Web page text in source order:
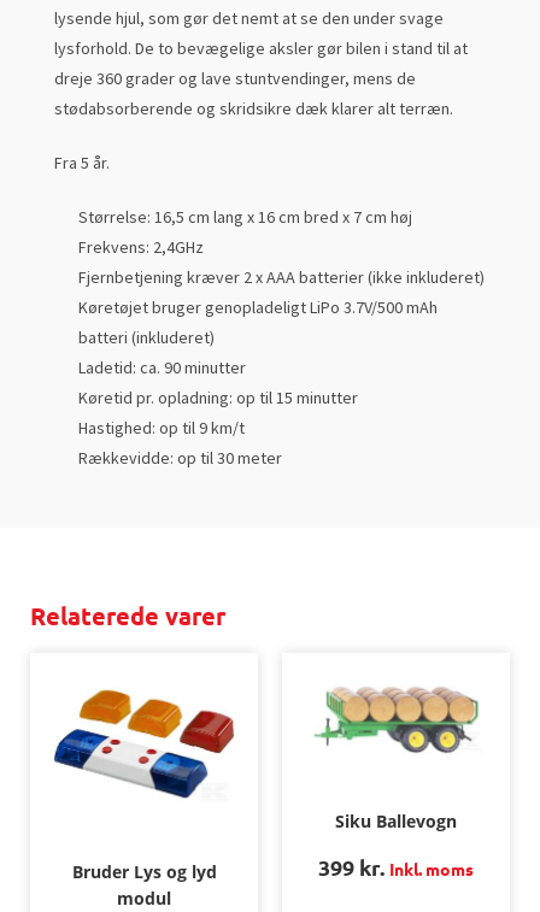
lysende hjul, som gør det nemt at se den under svage
lysforhold. De to bevægelige aksler gør bilen i stand til at
dreje 360 grader og lave stuntvendinger, mens de
stødabsorberende og skridsikre dæk klarer alt terræn.
Fra 5 år.
Størrelse: 16,5 cm lang x 16 cm bred x 7 cm høj
Frekvens: 2,4GHz
Fjernbetjening kræver 2 x AAA batterier (ikke inkluderet)
Køretøjet bruger genopladeligt LiPo 3.7V/500 mAh
batteri (inkluderet)
Ladetid: ca. 90 minutter
Køretid pr. opladning: op til 15 minutter
Hastighed: op til 9 km/t
Rækkevidde: op til 30 meter
Relaterede varer
Bruder Lys og lyd
modul
Siku Ballevogn
399 kr. Inkl. moms